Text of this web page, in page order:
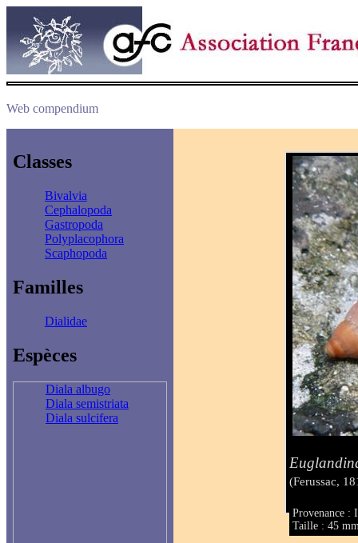
Web compendium
Classes
Bivalvia
Cephalopoda
Gastropoda
Polyplacophora
Scaphopoda
Familles
Dialidae
Espèces
Diala albugo
Diala semistriata
Diala sulcifera
(Ferussac,
Provenance :
Taille : 45